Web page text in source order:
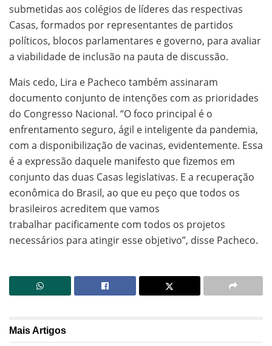
submetidas aos colégios de líderes das respectivas
Casas, formados por representantes de partidos
políticos, blocos parlamentares e governo, para avaliar
a viabilidade de inclusão na pauta de discussão.
Mais cedo, Lira e Pacheco também assinaram
documento conjunto de intenções com as prioridades
do Congresso Nacional. “O foco principal é o
enfrentamento seguro, ágil e inteligente da pandemia,
com a disponibilização de vacinas, evidentemente. Essa
é a expressão daquele manifesto que fizemos em
conjunto das duas Casas legislativas. E a recuperação
econômica do Brasil, ao que eu peço que todos os
brasileiros acreditem que vamos
trabalhar pacificamente com todos os projetos
necessários para atingir esse objetivo”, disse Pacheco.
MaisArtigos